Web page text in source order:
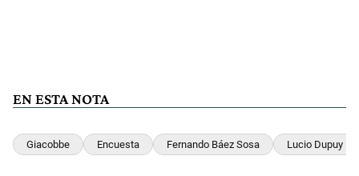
EN ESTA NOTA
Giacobbe Encuesta Fernando Báez Sosa Lucio Dupuy